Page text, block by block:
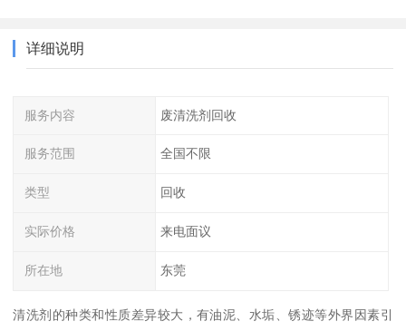
详细说明
服务内容 废清洗剂回收
服务范围 全国不限
类型 回收
实际价格 来电面议
所在地 东莞
清洗剂的种类和性质差异较大，有油泥、水垢、锈迹等外界因素引